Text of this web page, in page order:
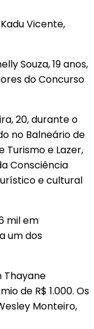
Vicente,
Souza, 19 anos,
do Concurso
20, durante o
no Balneário de
e Lazer,
Consciência
e cultural
mil em
um dos
Thayane
de R$ 1.000. Os
Monteiro,